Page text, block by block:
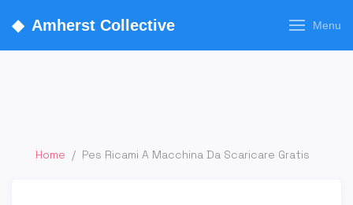
◆ Amherst Collective Menu
Home / Pes Ricami A Macchina Da Scaricare Gratis